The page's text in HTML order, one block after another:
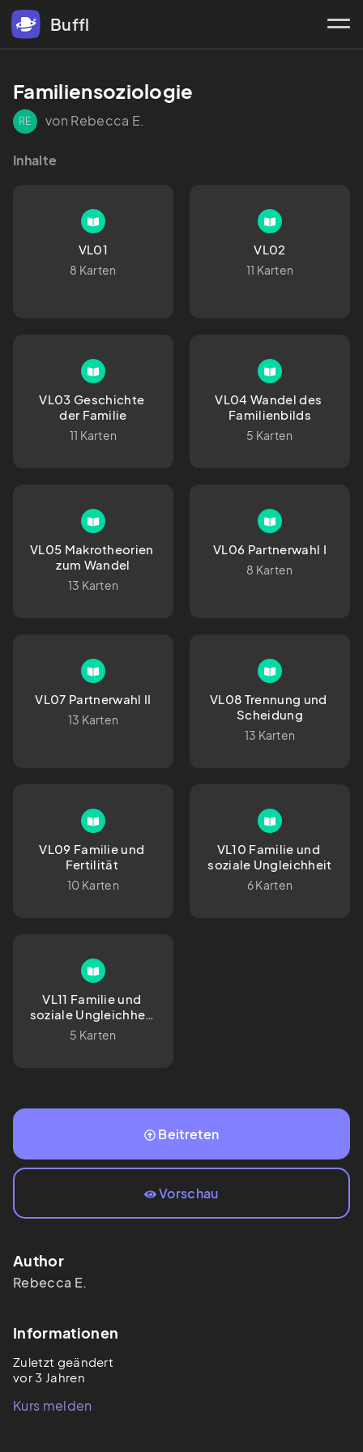
Buffl
Familiensoziologie
RE von Rebecca E.
Inhalte
VL01
8 Karten
VL02
11 Karten
VL03 Geschichte
der Familie
11 Karten
VL04 Wandel des
Familienbilds
5 Karten
VL05 Makrotheorien
zum Wandel
13 Karten
VL06 Partnerwahl I
8 Karten
VL07 Partnerwahl II
13 Karten
VL08 Trennung und
Scheidung
13 Karten
VL09 Familie und
10 Karten
VL10 Familie und
soziale Ungleichheit
6 Karten
VL11 Familie und
soziale Ungleichheit
II
5 Karten
Beitreten
Vorschau
Author
Rebecca E.
Informationen
Zuletzt geändert
vor 3 Jahren
Kurs melden